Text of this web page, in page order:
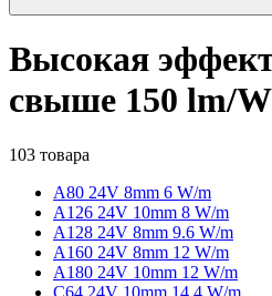
Высокая
свыше 150 lm/W
103 товара
A80 24V 8mm 6 W/m
A126 24V 10mm 8 W/m
A128 24V 8mm 9.6 W/m
A160 24V 8mm 12 W/m
A180 24V 10mm 12 W/m
C64 24V 10mm 14.4 W/m